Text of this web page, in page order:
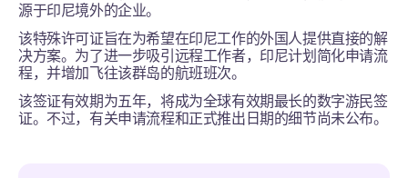
源于印尼境外的企业。
该特殊许可证旨在为希望在印尼工作的外国人提供直接的解
决方案。为了进一步吸引远程工作者，印尼计划简化申请流
程，并增加飞往该群岛的航班班次。
该签证有效期为五年，将成为全球有效期最长的数字游民签
证。不过，有关申请流程和正式推出日期的细节尚未公布。